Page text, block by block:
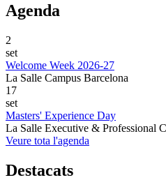
Agenda
2
set
Welcome Week 2026-27
La Salle Campus Barcelona
17
set
Masters' Experience Day
La Salle Executive & Professional
Veure tota l'agenda
Destacats